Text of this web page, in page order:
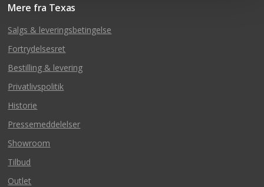
Mere fra Texas
Salgs & leveringsbetingelse
Fortrydelsesret
Bestilling & levering
Privatlivspolitik
Historie
Pressemeddelelser
Showroom
Tilbud
Outlet